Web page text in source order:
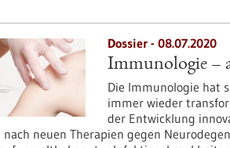
Dossier - 08.07.2020
Immunologie –
Die Immunologie hat
immer wieder
der Entwicklung
nach neuen Therapien gegen